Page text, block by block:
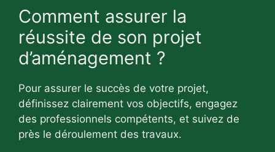
Comment assurer la
réussite de son projet
d’aménagement ?
Pour assurer le succès de votre projet,
définissez clairement vos objectifs, engagez
des professionnels compétents, et suivez de
près le déroulement des travaux.